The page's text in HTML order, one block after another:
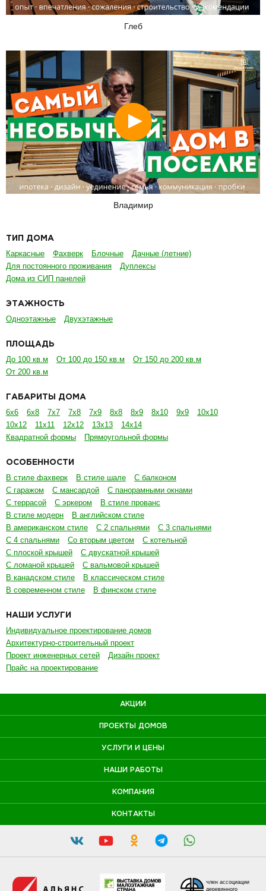
Глеб
Смотреть
Владимир
ТИП ДОМА
Каркасные Фахверк Блочные
Дачные (летние)
Для постоянного проживания
Дуплексы
Дома из СИП панелей
ЭТАЖНОСТЬ
Одноэтажные Двухэтажные
ПЛОЩАДЬ
До 100 кв.м От 100 до 150 кв.м
От 150 до 200 кв.м
От 200 кв.м
ГАБАРИТЫ ДОМА
6х6 6х8 7х7 7х8 7х9 8х8 8х9 8х10 9х9
10х10
10х12
11х11 12х12 13х13
14х14
Квадратной формы
Прямоугольной формы
ОСОБЕННОСТИ
В стиле фахверк В стиле шале
С балконом
С гаражом
С мансардой
С панорамными окнами
С террасой
С эркером
В стиле прованс
В стиле модерн
В английском стиле
В американском стиле
С 2 спальнями
С 3 спальнями
С 4 спальнями
Со вторым цветом
С котельной
С плоской крышей
С двускатной крышей
С ломаной крышей
С вальмовой крышей
В канадском стиле
В классическом стиле
В современном стиле
В финском стиле
НАШИ УСЛУГИ
Индивидуальное проектирование домов
Архитектурно-строительный проект
Проект инженерных сетей
Дизайн проект
Прайс на проектирование
АКЦИИ
ПРОЕКТЫ ДОМОВ
УСЛУГИ И ЦЕНЫ
НАШИ РАБОТЫ
КОМПАНИЯ
КОНТАКТЫ
член ассоциации
деревянного